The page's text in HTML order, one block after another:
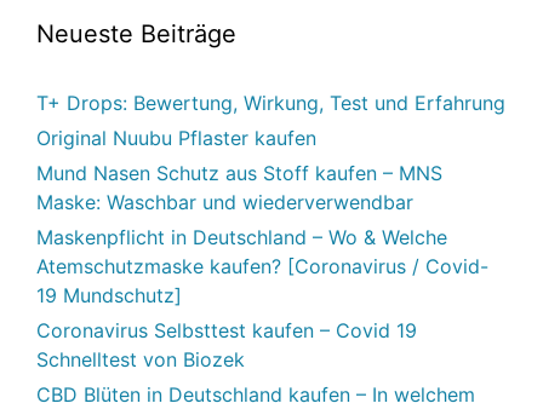
Neueste Beiträge
T+ Drops: Bewertung, Wirkung, Test und Erfahrung
Original Nuubu Pflaster kaufen
Mund Nasen Schutz aus Stoff kaufen – MNS
Maske: Waschbar und wiederverwendbar
Maskenpflicht in Deutschland – Wo & Welche
Atemschutzmaske kaufen? [Coronavirus / Covid-
19 Mundschutz]
Coronavirus Selbsttest kaufen – Covid 19
Schnelltest von Biozek
CBD Blüten in Deutschland kaufen – In welchem